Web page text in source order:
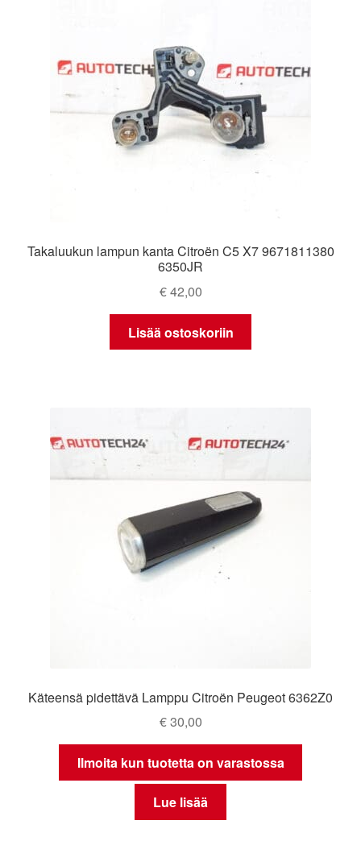
Takaluukun lampun kanta Citroën C5 X7 9671811380
6350JR
€42,00
Lisää ostoskoriin
Käteensä pidettävä Lamppu Citroën Peugeot 6362Z0
€30,00
Ilmoita kun tuotetta on varastossa
Lue lisää